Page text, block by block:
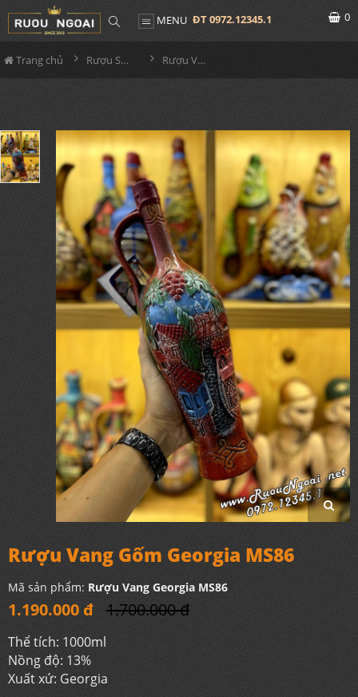
MENU ĐT 0972.12345.1 0
Trang chủ Rượu Sưu Tầm - Nga Rượu Vang Gốm Georgia MS86
Rượu Vang Gốm Georgia MS86
Mã sản phẩm: Rượu Vang Georgia MS86
1.190.000 đ 1.700.000 đ
Thể tích: 1000ml
Nồng độ: 13%
Xuất xứ: Georgia